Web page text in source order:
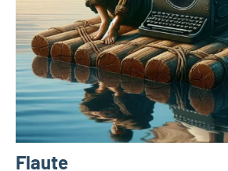
Flaute